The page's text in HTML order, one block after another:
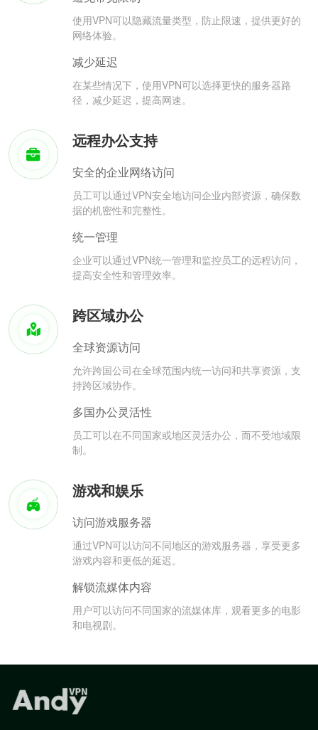
使用VPN可以隐藏流量类型，防止限速，提供更好的
网络体验。
减少延迟
在某些情况下，使用VPN可以选择更快的服务器路
径，减少延迟，提高网速。
远程办公支持
安全的企业网络访问
员工可以通过VPN安全地访问企业内部资源，确保数
据的机密性和完整性。
统一管理
企业可以通过VPN统一管理和监控员工的远程访问，
提高安全性和管理效率。
跨区域办公
全球资源访问
允许跨国公司在全球范围内统一访问和共享资源，支
持跨区域协作。
多国办公灵活性
员工可以在不同国家或地区灵活办公，而不受地域限
制。
游戏和娱乐
访问游戏服务器
通过VPN可以访问不同地区的游戏服务器，享受更多
游戏内容和更低的延迟。
解锁流媒体内容
用户可以访问不同国家的流媒体库，观看更多的电影
和电视剧。